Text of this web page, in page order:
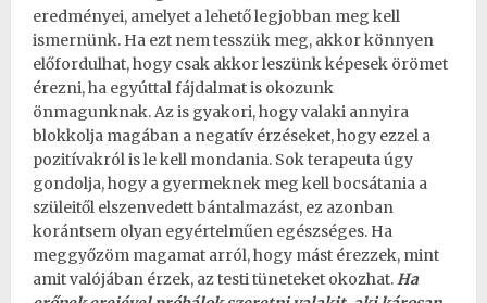
eredményei, amelyet a lehető legjobban meg kell
ismernünk. Ha ezt nem tesszük meg, akkor könnyen
előfordulhat, hogy csak akkor leszünk képesek örömet
érezni, ha egyúttal fájdalmat is okozunk
önmagunknak. Az is gyakori, hogy valaki annyira
blokkolja magában a negatív érzéseket, hogy ezzel a
pozitívakról is le kell mondania. Sok terapeuta úgy
gondolja, hogy a gyermeknek meg kell bocsátania a
szüleitől elszenvedett bántalmazást, ez azonban
korántsem olyan egyértelműen egészséges. Ha
meggyőzöm magamat arról, hogy mást érezzek, mint
amit valójában érzek, az testi tüneteket okozhat.Ha